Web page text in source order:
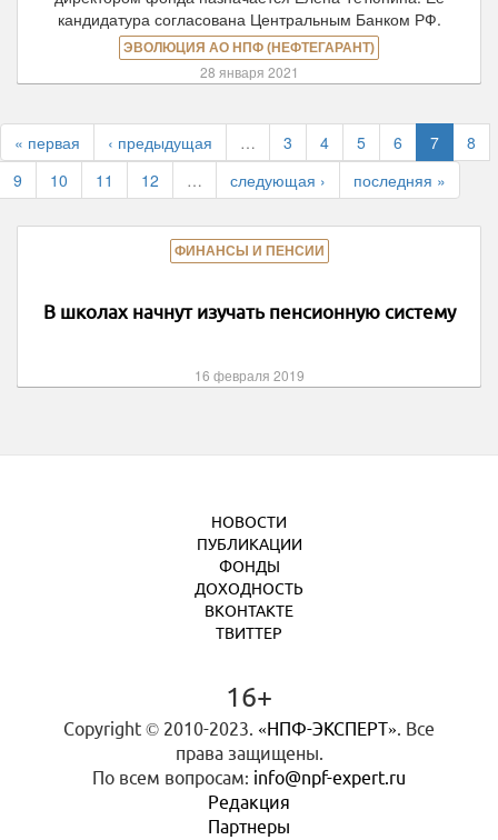
кандидатура согласована Центральным Банком РФ.
ЭВОЛЮЦИЯ АО НПФ (НЕФТЕГАРАНТ)
28 января 2021
« первая ‹ предыдущая … 3 4 5 6 7
8
9
10 11 12 … следующая › последняя »
ФИНАНСЫ И ПЕНСИИ
В школах начнут изучать пенсионную систему
16 февраля 2019
НОВОСТИ
ПУБЛИКАЦИИ
ФОНДЫ
ДОХОДНОСТЬ
ВКОНТАКТЕ
ТВИТТЕР
16+
Copyright © 2010-2023. «НПФ-ЭКСПЕРТ». Все
права защищены.
По всем вопросам: info@npf-expert.ru
Редакция
Партнеры